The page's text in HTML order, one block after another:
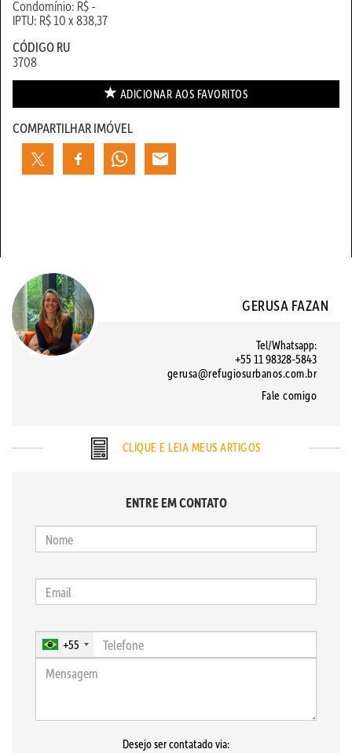
Condomínio: R$ -
IPTU: R$ 10 x 838,37
CÓDIGO RU
3708
ADICIONAR AOS FAVORITOS
COMPARTILHAR IMÓVEL
GERUSA FAZAN
Tel/Whatsapp:
+55 11 98328-5843
gerusa@refugiosurbanos.com.br
Fale comigo
CLIQUE E LEIA MEUS ARTIGOS
ENTRE EM CONTATO
+55
Desejo ser contatado via: